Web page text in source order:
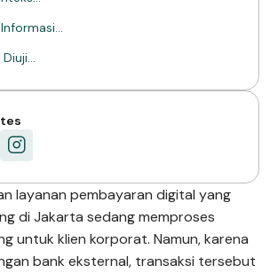
Otomatisasi dan…
layanan pembayaran digital yang
di Jakarta sedang memproses
untuk klien korporat. Namun, karena
bank eksternal, transaksi tersebut